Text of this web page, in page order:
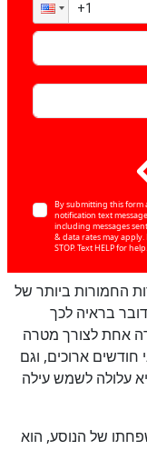
By submitting this form
notification text
including messages
& data rates may
STOP. Text HELP for help.
החמורות ביותר של
בראיה לכך
אחת לצורך מטרה
ארוכים, וגם
עלולה לשמש עילה
של הנוסע, הוא